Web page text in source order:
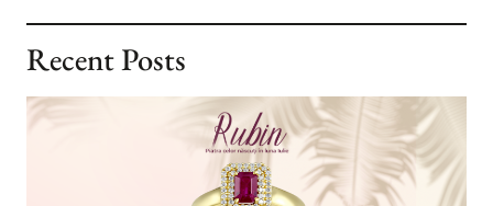
Recent Posts